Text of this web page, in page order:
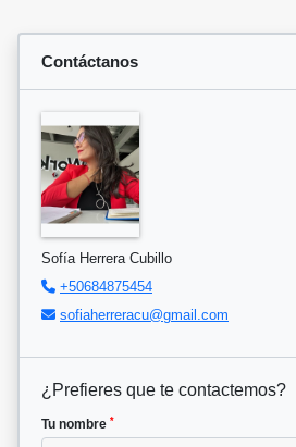
Contáctanos
Sofía Herrera Cubillo
+50684875454
sofiaherreracu@gmail.com
¿Prefieres que te contactemos?
Tu nombre *